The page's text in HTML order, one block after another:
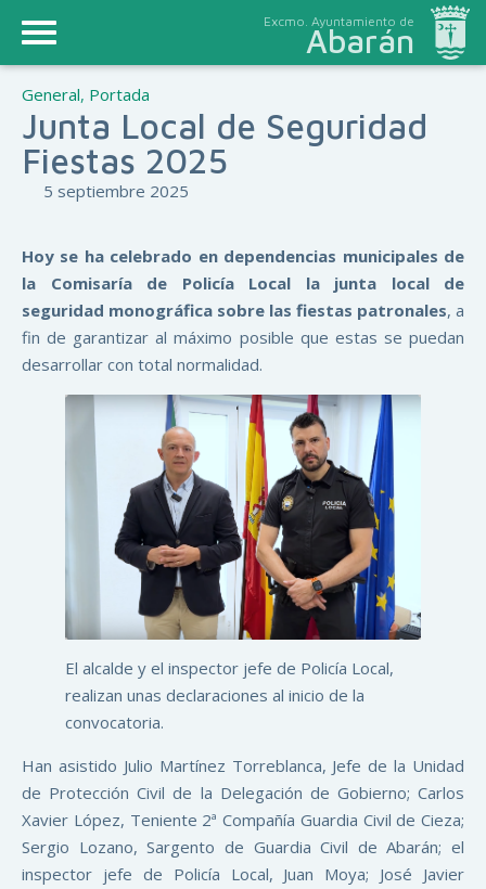
Excmo. Ayuntamiento de
Abarán
General, Portada
Junta Local de Seguridad
Fiestas 2025
5 septiembre 2025
Hoy se ha celebrado en dependencias municipales de
la Comisaría de Policía Local la junta local de
seguridad monográfica sobre las fiestas patronales, a
fin de garantizar al máximo posible que estas se puedan
desarrollar con total normalidad.
El alcalde y el inspector jefe de Policía Local,
realizan unas declaraciones al inicio de la
convocatoria.
Han asistido Julio Martínez Torreblanca, Jefe de la Unidad
de Protección Civil de la Delegación de Gobierno; Carlos
Xavier López, Teniente 2ª Compañía Guardia Civil de Cieza;
Sergio Lozano, Sargento de Guardia Civil de Abarán; el
inspector jefe de Policía Local, Juan Moya; José Javier